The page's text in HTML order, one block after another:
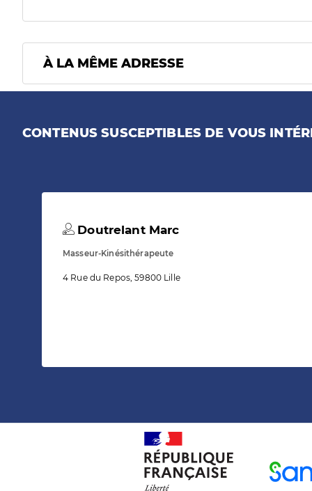
À LA MÊME ADRESSE
CONTENUS SUSCEPTIBLES DE VOUS
Doutrelant Marc
Masseur-Kinésithérapeute
4 Rue du Repos, 59800 Lille